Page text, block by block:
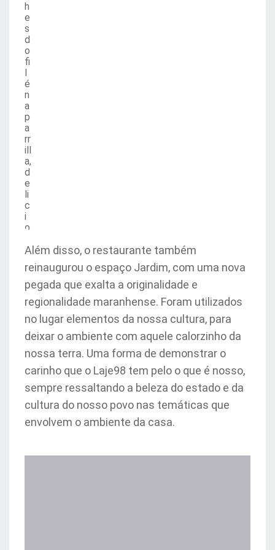
h
e
s
d
o
fi
l
é
n
a
p
a
rr
ill
a,
d
e
li
c
i
o
o
Além disso, o restaurante também
reinaugurou o espaço Jardim, com uma nova
pegada que exalta a originalidade e
regionalidade maranhense. Foram utilizados
no lugar elementos da nossa cultura, para
deixar o ambiente com aquele calorzinho da
nossa terra. Uma forma de demonstrar o
carinho que o Laje98 tem pelo o que é nosso,
sempre ressaltando a beleza do estado e da
cultura do nosso povo nas temáticas que
envolvem o ambiente da casa.